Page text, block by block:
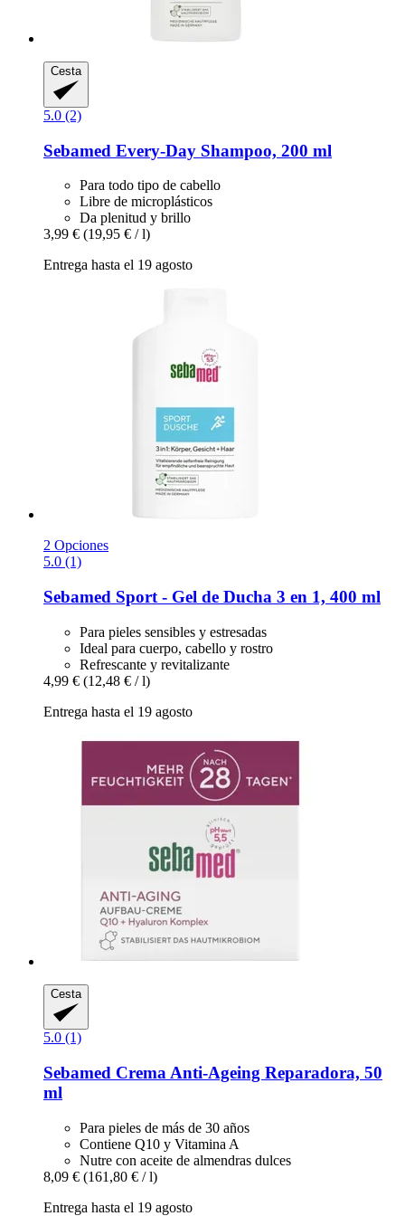
Cesta
5.0 (2)
Sebamed Every-​Day Shampoo, 200 ml
Para todo tipo de cabello
Libre de microplásticos
Da plenitud y brillo
3,99 € (19,95 € / l)
Entrega hasta el 19 agosto
2 Opciones
5.0 (1)
Sebamed Sport -​ Gel de Ducha 3 en 1, 400 ml
Para pieles sensibles y estresadas
Ideal para cuerpo, cabello y rostro
Refrescante y revitalizante
4,99 € (12,48 € / l)
Entrega hasta el 19 agosto
Cesta
5.0 (1)
Sebamed Crema Anti-​Ageing Reparadora, 50
ml
Para pieles de más de 30 años
Contiene Q10 y Vitamina A
Nutre con aceite de almendras dulces
8,09 € (161,80 € / l)
Entrega hasta el 19 agosto